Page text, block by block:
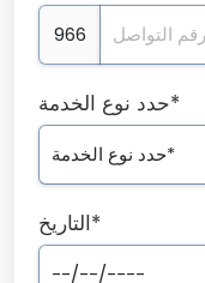
966
حدد نوع الخدمة*
التاريخ*